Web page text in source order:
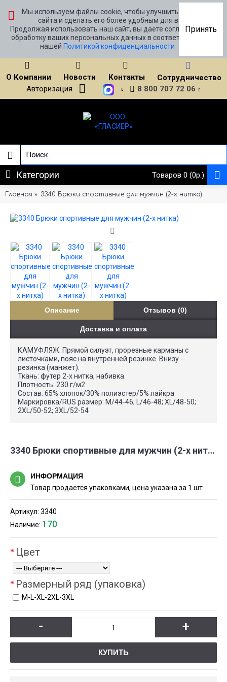
Мы используем файлы cookie, чтобы улучшить работу
сайта и сделать его более удобным для вас.
Продолжая использовать наш сайт, вы даете согласие на
обработку ваших персональных данных в соответствии с
нашей Политикой конфиденциальности
Принять
О Компании Новости Контакты
Сотрудничество
Авторизация
8 800 707 72 06
Товаров 0 (0р.)
Категории
Главная 3340 Брюки спортивные для мужчин (2-х нитка)
Описание Отзывов (0)
Доставка и оплата
КАМУФЛЯЖ. Прямой силуэт, прорезные карманы с
листочками, пояс на внутренней резинке. Внизу -
резинка (манжет).
Ткань: футер 2-х нитка, набивка.
Плотность: 230 г/м2.
Состав: 65% хлопок/30% полиэстер/5% лайкра
Маркировка/RUS размер: М/44-46; L/46-48; XL/48-50;
2XL/50-52; 3XL/52-54
3340 Брюки спортивные для мужчин (2-х нитка)
ИНФОРМАЦИЯ
Товар продается упаковками, цена указана за 1 шт
Артикул: 3340
Наличие: 170
Цвет
Размерный ряд (упаковка)
М-L-XL-2XL-3XL
- +
КУПИТЬ